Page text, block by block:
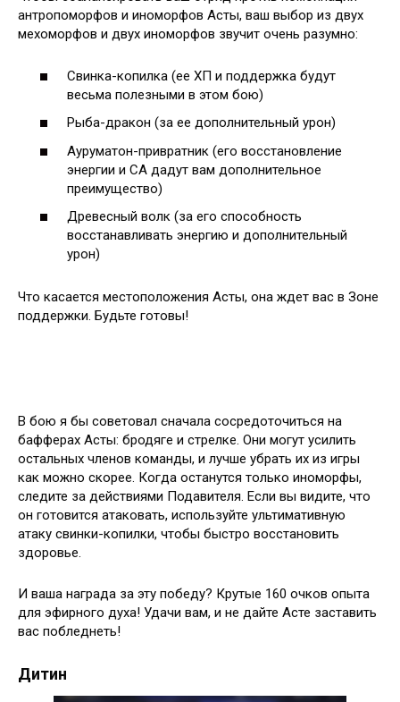
антропоморфов и иноморфов Асты, ваш выбор из двух
мехоморфов и двух иноморфов звучит очень разумно:
Свинка-копилка (ее ХП и поддержка будут
весьма полезными в этом бою)
Рыба-дракон (за ее дополнительный урон)
Ауруматон-привратник (его восстановление
энергии и СА дадут вам дополнительное
преимущество)
Древесный волк (за его способность
восстанавливать энергию и дополнительный
урон)
Что касается местоположения Асты, она ждет вас в Зоне
поддержки. Будьте готовы!
В бою я бы советовал сначала сосредоточиться на
бафферах Асты: бродяге и стрелке. Они могут усилить
остальных членов команды, и лучше убрать их из игры
как можно скорее. Когда останутся только иноморфы,
следите за действиями Подавителя. Если вы видите, что
он готовится атаковать, используйте ультимативную
атаку свинки-копилки, чтобы быстро восстановить
здоровье.
И ваша награда за эту победу? Крутые 160 очков опыта
для эфирного духа! Удачи вам, и не дайте Асте заставить
вас побледнеть!
Дитин